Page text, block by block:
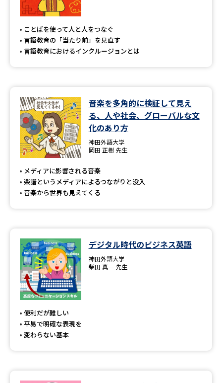
専門学校の資料請求
留学・進学関連、塾・予備校
内」の請求
高等学校（情報）教員資格認定
大学研究
大学で学べる内容や特徴を調べる
データサイエンス特集 奨学金・特待生制度特集
デジタルパンフレット
新学年スタート号特集ページ
（高3生用）
SELFBRAND特集ページ
ことばを使って人と人をつなぐ
言語教育の「当たり前」を見直す
言語教育におけるインクルージョンとは
音楽を多角的に検証して見え
る、人や社会、グローバルな文
化のあり方
神田外語大学
岡田 正樹 先生
メディアに影響される音楽
楽譜というメディアによるつながりと没入
音楽から世界も見えてくる
デジタル時代のビジネス英語
神田外語大学
柴田 真一 先生
便利だが難しい
平易で明確な表現を
変わらない基本